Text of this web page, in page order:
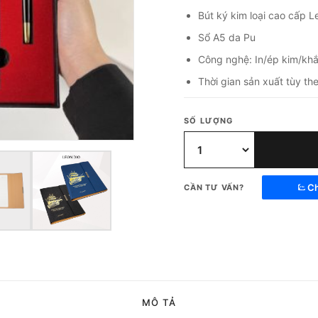
Bút ký kim loại cao cấp
Sổ A5 da Pu
Công nghệ: In/ép kim/
Thời gian sản xuất tùy
SỐ LƯỢNG
CẦN TƯ VẤN?
MÔ TẢ